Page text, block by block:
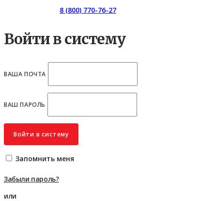
8 (800) 770-76-27
Войти в систему
ВАША ПОЧТА
ВАШ ПАРОЛЬ
Войти в систему
Запомнить меня
Забыли пароль?
или